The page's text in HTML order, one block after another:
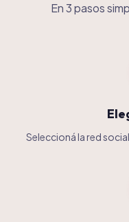
En 3 pasos
Seleccioná la red